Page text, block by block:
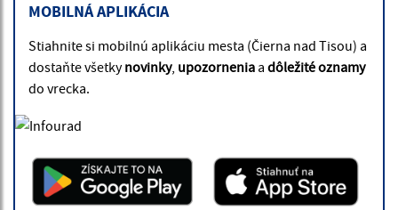
MOBILNÁ APLIKÁCIA
Stiahnite si mobilnú aplikáciu mesta (Čierna nad Tisou) a
dostaňte všetkynovinky, upozornenia a dôležité oznamy
do vrecka.